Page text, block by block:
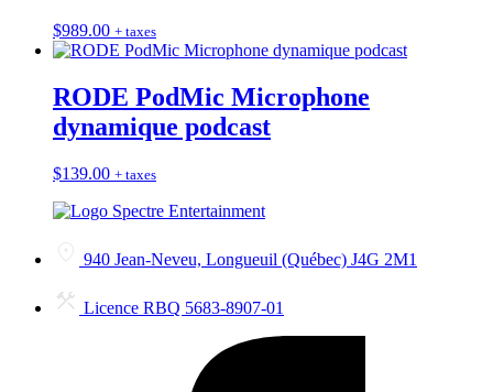
$989.00 + taxes
RODE PodMic Microphone
dynamique podcast
$139.00 + taxes
940 Jean-Neveu, Longueuil (Québec) J4G 2M1
Licence RBQ 5683-8907-01